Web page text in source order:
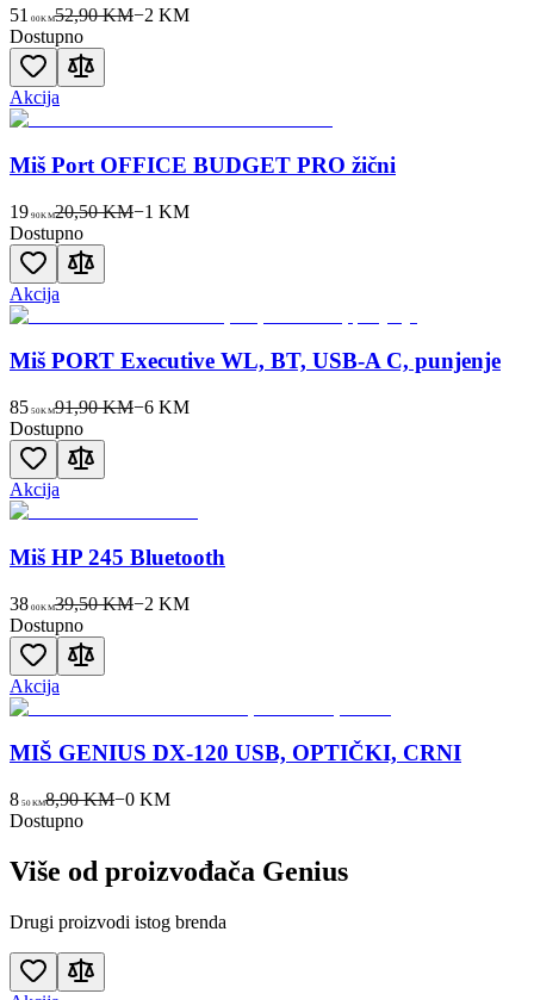
51 00KM52,90 KM−2 KM
Dostupno
Akcija
Miš Port OFFICE BUDGET PRO žični
19 90KM20,50 KM−1 KM
Dostupno
Akcija
Miš PORT Executive WL, BT, USB-A C, punjenje
85 50KM91,90 KM−6KM
Dostupno
Akcija
Miš HP 245 Bluetooth
38 00KM39,50 KM−2 KM
Dostupno
Akcija
MIŠ GENIUS DX-120 USB, OPTIČKI, CRNI
8 50 KM8,90 KM−0 KM
Dostupno
Više od proizvođača Genius
Drugi proizvodi istog brenda